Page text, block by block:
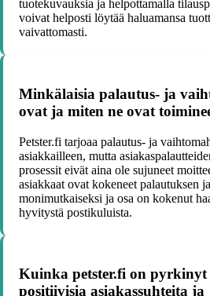
tuotekuvauksia ja helpottamalla
voivat helposti löytää haluamansa
vaivattomasti.
Minkälaisia palautus- ja
ovat ja miten ne ovat
Petster.fi tarjoaa palautus- ja
asiakkailleen, mutta
prosessit eivät aina ole sujuneet
asiakkaat ovat kokeneet palautuksen
monimutkaiseksi ja osa on kokenut
hyvitystä postikuluista.
Kuinka petster.fi on pyrkinyt
positiivisia asiakassuhteita ja